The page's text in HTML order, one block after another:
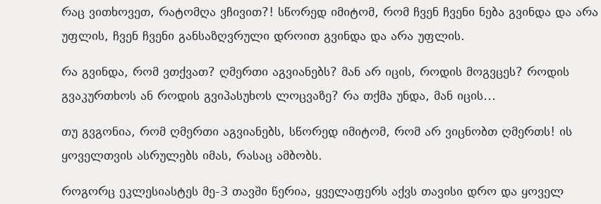
რაც ვითხოვეთ, რატომღა ვჩივით?! სწორედ იმიტომ, რომ ჩვენ ჩვენი ნება გვინდა და არა
უფლის, ჩვენ ჩვენი განსაზღვრული დროით გვინდა და არა უფლის.
რა გვინდა, რომ ვთქვათ? ღმერთი აგვიანებს? მან არ იცის, როდის მოგვცეს? როდის
გვაკურთხოს ან როდის გვიპასუხოს ლოცვაზე? რა თქმა უნდა, მან იცის…
თუ გვგონია, რომ ღმერთი აგვიანებს, სწორედ იმიტომ, რომ არ ვიცნობთ ღმერთს! ის
ყოველთვის ასრულებს იმას, რასაც ამბობს.
როგორც ეკლესიასტეს მე-3 თავში წერია, ყველაფერს აქვს თავისი დრო და ყოველ